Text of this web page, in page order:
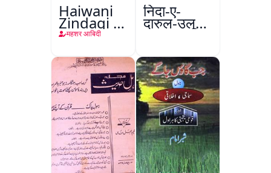
Haiwani
Zindagi ki
Dilchasp
महशर आबिदी
निदा-ए-
दारुल-उलूम
वक्फ